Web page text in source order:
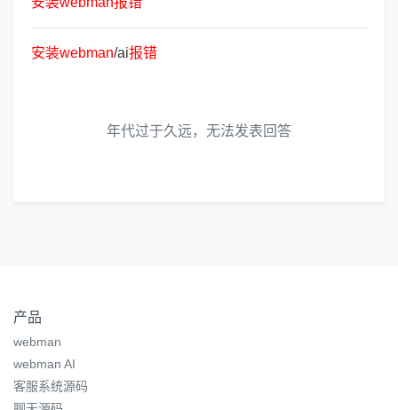
安装webman/ai报错
年代过于久远，无法发表回答
产品
webman
webman AI
客服系统源码